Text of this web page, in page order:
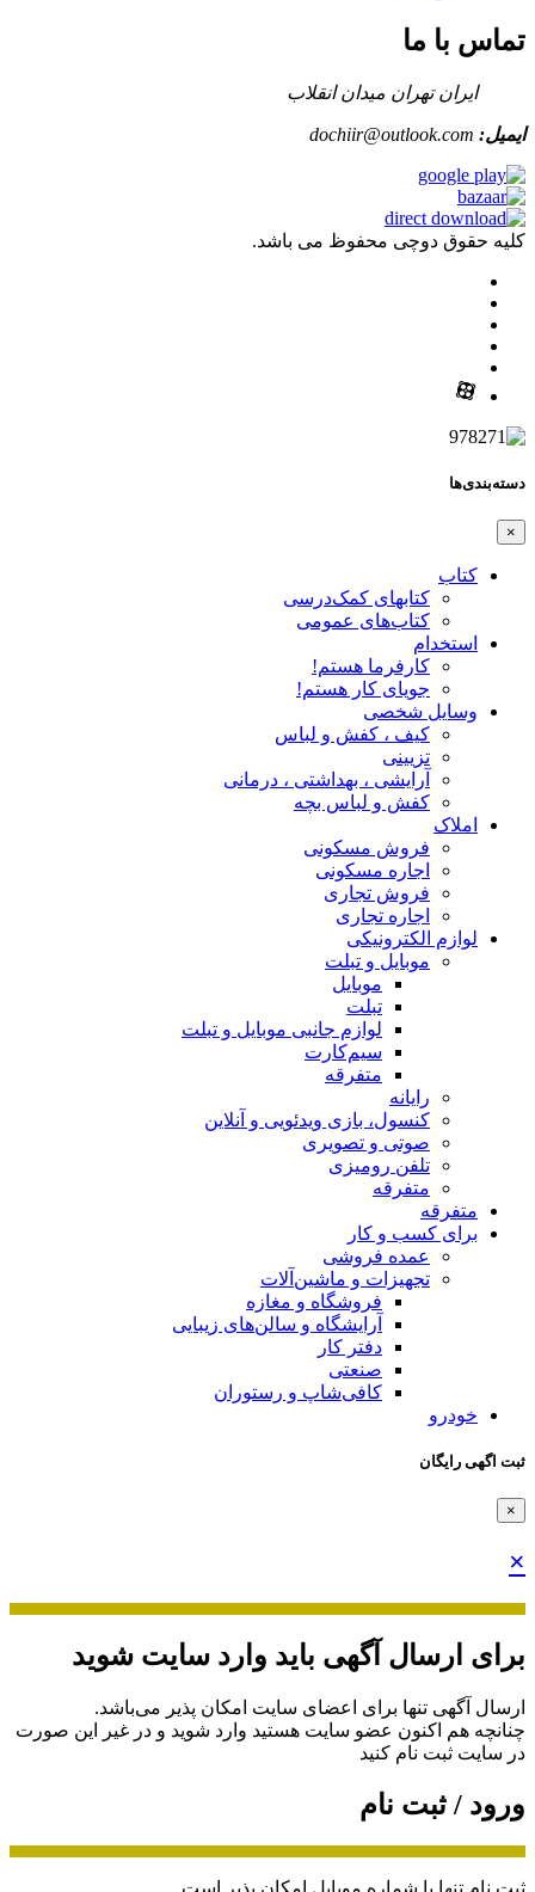
تماس با ما
ایران تهران میدان انقلاب
ایمیل: dochiir@outlook.com
کلیه حقوق دوچی محفوظ می باشد.
دسته‌بندی‌ها
×
کتاب
کتابهای کمک‌درسی
کتاب‌های عمومی
استخدام
کارفرما هستم!
جویای کار هستم!
وسایل شخصی
کیف ، کفش و لباس
تزیینی
آرایشی ، بهداشتی ، درمانی
کفش و لباس بچه
املاک
فروش مسکونی
اجاره مسکونی
فروش تجاری
اجاره تجاری
لوازم الکترونیکی
موبایل و تبلت
موبایل
تبلت
لوازم جانبی موبایل و تبلت
سیم‌کارت
متفرقه
رایانه
کنسول، بازی‌ ویدئویی و آنلاین
صوتی و تصویری
تلفن رومیزی
متفرقه
متفرقه
برای کسب و کار
عمده فروشی
تجهیزات و ماشین‌آلات
فروشگاه و مغازه
آرایشگاه و سالن‌های زیبایی
دفتر کار
صنعتی
کافی‌شاپ و رستوران
خودرو
ثبت اگهی رایگان
×
×
برای ارسال آگهی باید وارد سایت شوید
ارسال آگهی تنها برای اعضای سایت امکان پذیر می‌باشد.
چنانچه هم‌ اکنون عضو سایت هستید وارد شوید و در غیر این صورت
در سایت ثبت نام کنید
ورود / ثبت نام
ثبت نام تنها با شماره موبایل امکان پذیر است.